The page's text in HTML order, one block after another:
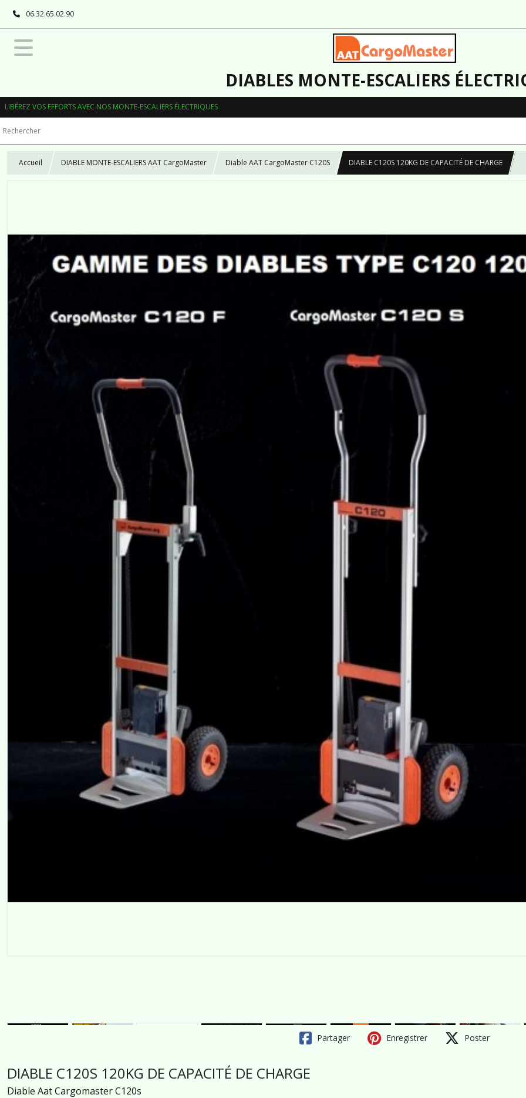
06.32.65.02.90
DIABLES MONTE-ESCALIERS
LIBÉREZ VOS EFFORTS AVEC NOS MONTE-ESCALIERS ÉLECTRIQUES
Accueil DIABLE MONTE-ESCALIERS AAT CargoMaster Diable AAT CargoMaster C120S DIABLE C120S 120KG DE CAPACITÉ DE CHARGE
Partager Enregistrer Poster
DIABLE C120S 120KG DE CAPACITÉ DE CHARGE
Diable Aat Cargomaster C120s